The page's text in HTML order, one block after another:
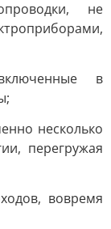
не
в
несколько
перегружая
вовремя